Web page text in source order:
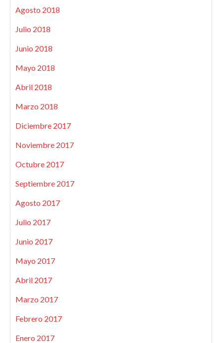
Agosto 2018
Julio 2018
Junio 2018
Mayo 2018
Abril 2018
Marzo 2018
Diciembre 2017
Noviembre 2017
Octubre 2017
Septiembre 2017
Agosto 2017
Julio 2017
Junio 2017
Mayo 2017
Abril 2017
Marzo 2017
Febrero 2017
Enero 2017